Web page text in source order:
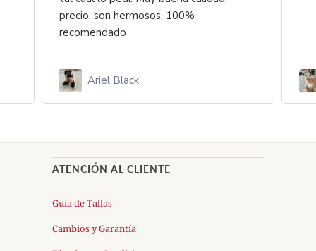
precio, son hermosos. 100%
recomendado
Ariel Black
ATENCIÓN AL CLIENTE
Guía de Tallas
Cambios y Garantía